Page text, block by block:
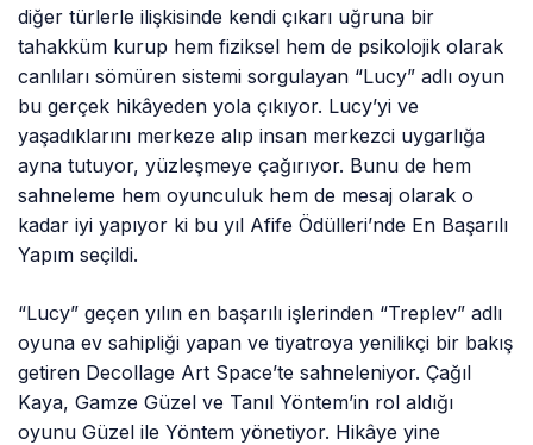
diğer türlerle ilişkisinde kendi çıkarı uğruna bir
tahakküm kurup hem fiziksel hem de psikolojik olarak
canlıları sömüren sistemi sorgulayan “Lucy” adlı oyun
bu gerçek hikâyeden yola çıkıyor. Lucy’yi ve
yaşadıklarını merkeze alıp insan merkezci uygarlığa
ayna tutuyor, yüzleşmeye çağırıyor. Bunu de hem
sahneleme hem oyunculuk hem de mesaj olarak o
kadar iyi yapıyor ki bu yıl Afife Ödülleri’nde En Başarılı
Yapım seçildi.
“Lucy” geçen yılın en başarılı işlerinden “Treplev” adlı
oyuna ev sahipliği yapan ve tiyatroya yenilikçi bir bakış
getiren Decollage Art Space’te sahneleniyor. Çağıl
Kaya, Gamze Güzel ve Tanıl Yöntem’in rol aldığı
oyunu Güzel ile Yöntem yönetiyor. Hikâye yine